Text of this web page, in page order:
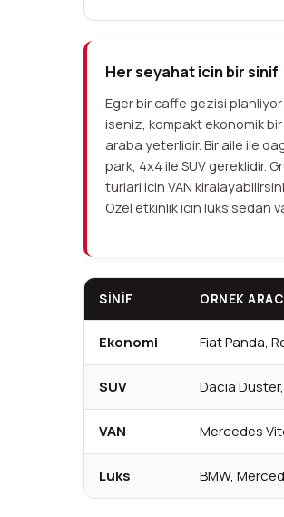
Her seyahat icin bir sinif
Eger bir caffe gezisi planliyor
iseniz, kompakt ekonomik bir
araba yeterlidir. Bir aile ile
park, 4x4 ile SUV gereklidir.
turlari icin VAN
Ozel etkinlik icin luks sedan
SINIF ORNEK ARAC
Ekonomi Fiat Panda,
SUV Dacia
VAN Mercedes
Luks BMW,